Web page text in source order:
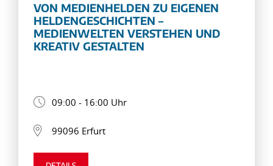
VON MEDIENHELDEN ZU EIGENEN
HELDENGESCHICHTEN –
MEDIENWELTEN VERSTEHEN UND
KREATIV GESTALTEN
09:00 - 16:00 Uhr
99096 Erfurt